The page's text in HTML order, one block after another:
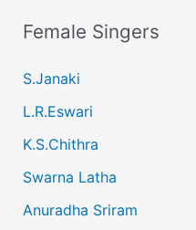
Female Singers
S.Janaki
L.R.Eswari
K.S.Chithra
Swarna Latha
Anuradha Sriram